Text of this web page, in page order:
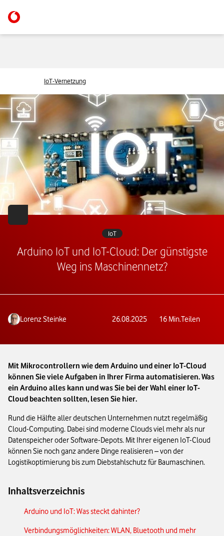
IoT-Vernetzung
IoT
Arduino IoT und IoT-Cloud: Der günstigste
Weg ins Maschinennetz?
Lorenz Steinke 26.08.2025 16 Min.Teilen
Mit Mikrocontrollern wie dem Arduino und einer IoT-Cloud
können Sie viele Aufgaben in Ihrer Firma automatisieren. Was
ein Arduino alles kann und was Sie bei der Wahl einer IoT-
Cloud beachten sollten, lesen Sie hier.
Rund die Hälfte aller deutschen Unternehmen nutzt regelmäßig
Cloud-Computing. Dabei sind moderne Clouds viel mehr als nur
Datenspeicher oder Software-Depots. Mit Ihrer eigenen IoT-Cloud
können Sie noch ganz andere Dinge realisieren – von der
Logistikoptimierung bis zum Diebstahlschutz für Baumaschinen.
Inhaltsverzeichnis
Arduino und IoT: Was steckt dahinter?
Verbindungsmöglichkeiten: WLAN, Bluetooth und mehr